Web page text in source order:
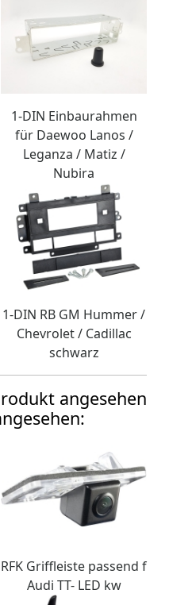
1-DIN Einbaurahmen
für Daewoo Lanos /
Leganza / Matiz /
Nubira
1-DIN RB GM Hummer /
Chevrolet / Cadillac
schwarz
angesehen
RFK Griffleiste passend f
Audi TT- LED kw